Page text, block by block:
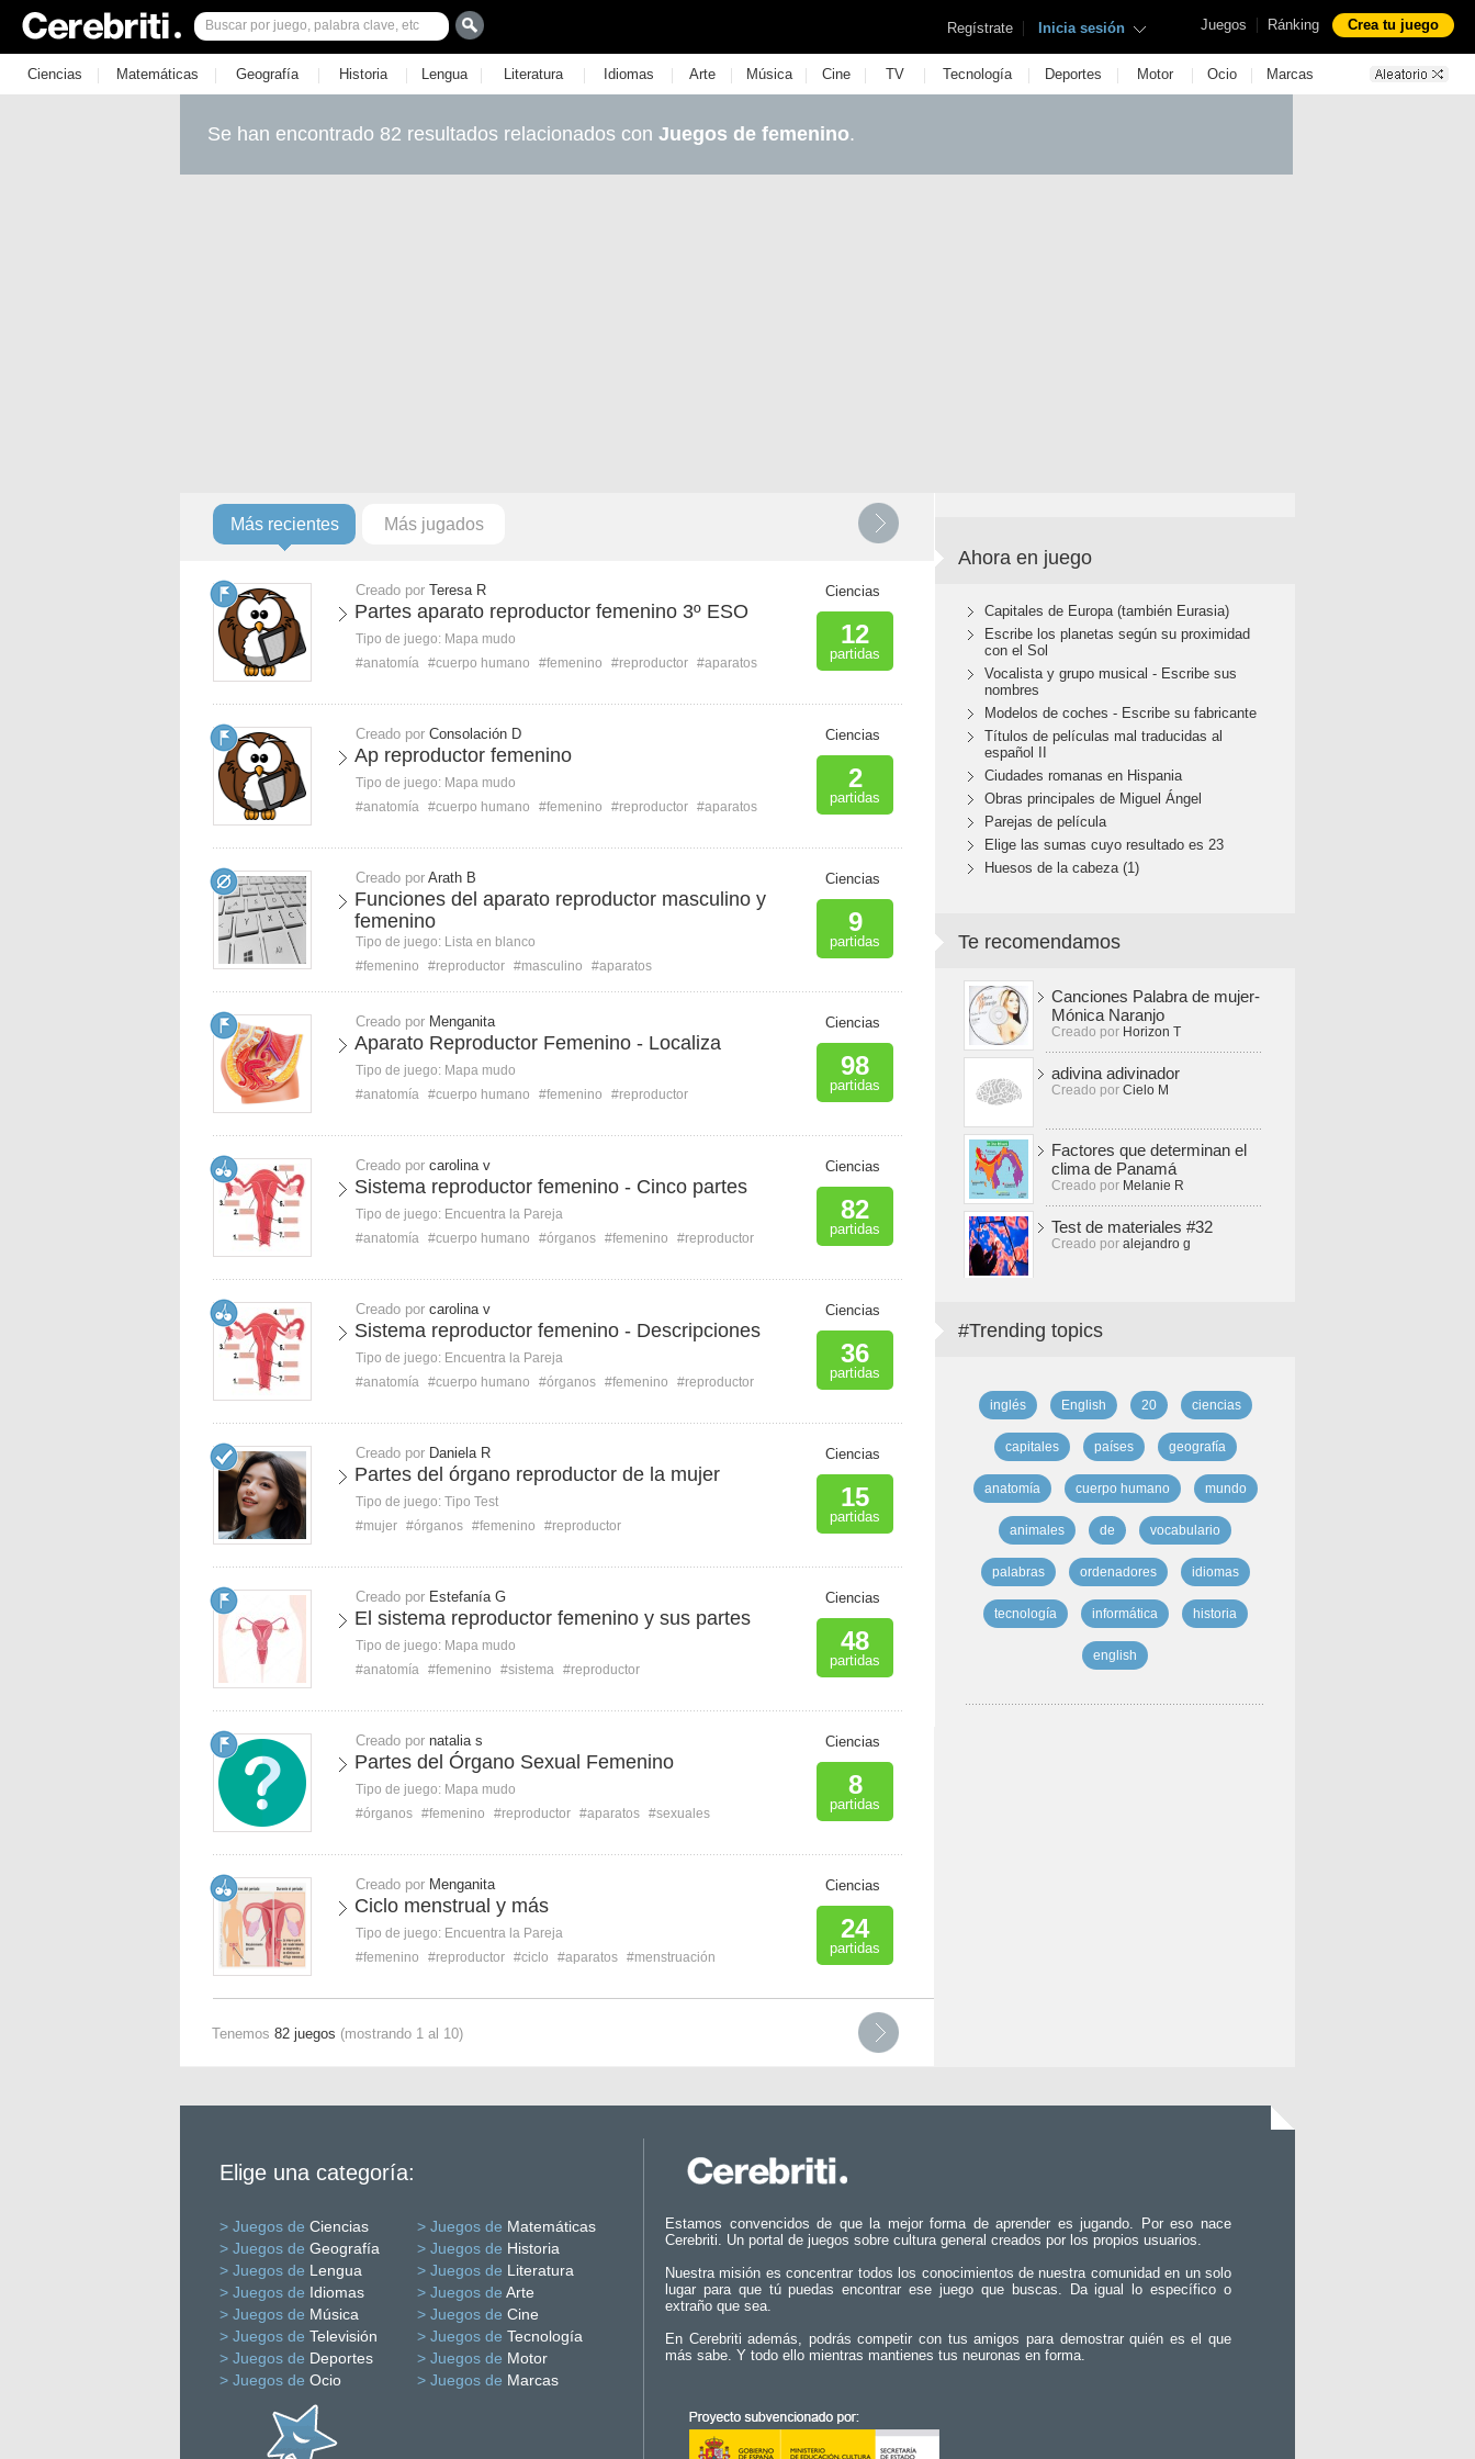
Juegos | Ránking Crea tu juego
Regístrate | Inicia sesión
Ciencias | Matemáticas | Geografía | Historia | Lengua | Literatura | Idiomas | Arte | Música | Cine | TV | Tecnología | Deportes | Motor | Ocio | Marcas
Se han encontrado 82 resultados relacionados con Juegos de femenino.
Más recientes Más jugados
Creado por Teresa R
Partes aparato reproductor femenino 3º ESO
Tipo de juego: Mapa mudo
#anatomía #cuerpo humano #femenino #reproductor #aparatos
Ciencias
12
partidas
Creado por Consolación D
Ap reproductor femenino
Tipo de juego: Mapa mudo
#anatomía #cuerpo humano #femenino #reproductor #aparatos
Ciencias
2
partidas
Creado por Arath B
Funciones del aparato reproductor masculino y
femenino
Tipo de juego: Lista en blanco
#femenino
#reproductor #masculino #aparatos
Ciencias
9
partidas
Creado por Menganita
Aparato Reproductor Femenino - Localiza
Tipo de juego: Mapa mudo
#anatomía #cuerpo humano #femenino #reproductor
Ciencias
98
partidas
Creado por carolina v
Sistema reproductor femenino - Cinco partes
Tipo de juego: Encuentra la Pareja
#anatomía #cuerpo humano #órganos #femenino #reproductor
Ciencias
82
partidas
Creado por carolina v
Sistema reproductor femenino - Descripciones
Tipo de juego: Encuentra la Pareja
#anatomía #cuerpo humano #órganos #femenino #reproductor
Ciencias
36
partidas
Creado por Daniela R
Partes del órgano reproductor de la mujer
Tipo de juego: Tipo Test
#mujer #órganos #femenino #reproductor
Ciencias
15
partidas
Creado por Estefanía G
El sistema reproductor femenino y sus partes
Tipo de juego: Mapa mudo
#anatomía #femenino #sistema #reproductor
Ciencias
48
partidas
Creado por natalia s
Partes del Órgano Sexual Femenino
Tipo de juego: Mapa mudo
#órganos #femenino #reproductor #aparatos #sexuales
Ciencias
8
partidas
Creado por Menganita
Ciclo menstrual y más
Tipo de juego: Encuentra la Pareja
#femenino
#reproductor #ciclo #aparatos #menstruación
Ciencias
24
partidas
Tenemos 82 juegos (mostrando 1 al 10)
Ahora en juego
Capitales de Europa (también Eurasia)
Escribe los planetas según su proximidad
con el Sol
Vocalista y grupo musical - Escribe sus
nombres
Modelos de coches - Escribe su fabricante
Títulos de películas mal traducidas al
español II
Ciudades romanas en Hispania
Obras principales de Miguel Ángel
Parejas de película
Elige las sumas cuyo resultado es 23
Huesos de la cabeza (1)
Te recomendamos
Canciones Palabra de mujer-
Mónica Naranjo
Creado por Horizon T
adivina adivinador
Creado por Cielo M
Factores que determinan el
clima de Panamá
Creado por Melanie R
Test de materiales #32
Creado por alejandro g
#Trending topics
inglés English 20 ciencias
capitales países geografía
anatomía cuerpo humano mundo
animales de vocabulario
palabras ordenadores idiomas
tecnología informática historia
english
Elige una categoría:
> Juegos de Ciencias > Juegos de Matemáticas
> Juegos de Geografía > Juegos de Historia
> Juegos de Lengua > Juegos de Literatura
> Juegos de Idiomas > Juegos de Arte
> Juegos de Música > Juegos de Cine
> Juegos de Televisión > Juegos de Tecnología
> Juegos de Deportes > Juegos de Motor
> Juegos de Ocio > Juegos de Marcas
Estamos convencidos de que la mejor forma de aprender es jugando. Por eso nace
Cerebriti. Un portal de juegos sobre cultura general creados por los propios usuarios.
Nuestra misión es concentrar todos los conocimientos de nuestra comunidad en un solo
lugar para que tú puedas encontrar ese juego que buscas. Da igual lo específico o
extraño que sea.
En Cerebriti además, podrás competir con tus amigos para demostrar quién es el que
más sabe. Y todo ello mientras mantienes tus neuronas en forma.